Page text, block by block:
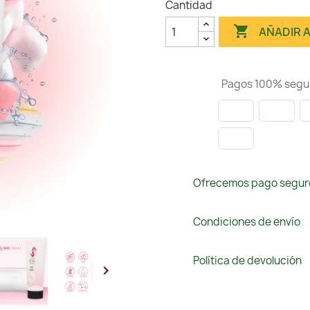

Cantidad
 AÑADIR
Pagos 100%
Ofrecemos pago
Condiciones de envío
Política de devolución